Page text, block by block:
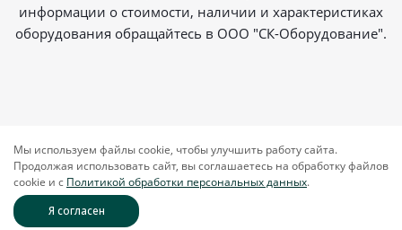
информации о стоимости, наличии и характеристиках
оборудования обращайтесь в ООО "СК-Оборудование".
Мы используем файлы cookie, чтобы улучшить работу сайта.
Продолжая использовать сайт, вы соглашаетесь на обработку файлов
cookie и c Политикой обработки персональных данных.
Я согласен